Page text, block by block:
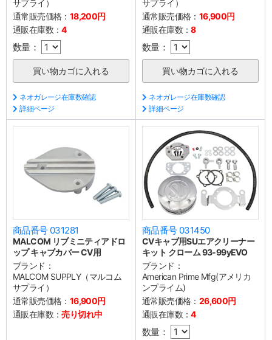
サプライ）
通常販売価格： 18,200円
通販在庫数：4
数量：
ネオガレージ在庫数確認
詳細ページ
サプライ）
通常販売価格： 16,900円
通販在庫数：8
数量：
ネオガレージ在庫数確認
詳細ページ
商品番号 031281
MALCOM リブミニティアドロ
ップ キャブカバー CV用
ブランド：
MALCOM SUPPLY（マルコム
サプライ）
通常販売価格： 16,900円
通販在庫数：売り切れ中
商品番号 031450
CVキャブ用SUエアクリーナー
キット クローム 93-99yEVO
ブランド：
American Prime Mfg(アメリカ
ンプライム)
通常販売価格： 26,600円
通販在庫数：4
数量：